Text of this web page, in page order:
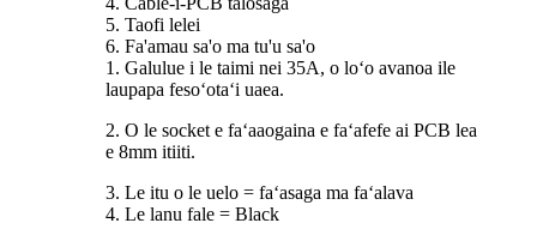
5. Taofi lelei
6. Fa'amau sa'o ma tu'u sa'o
1. Galulue i le taimi nei 35A, o loʻo avanoa ile
laupapa fesoʻotaʻi uaea.
2. O le socket e faʻaaogaina e faʻafefe ai PCB lea
e 8mm itiiti.
3. Le itu o le uelo = faʻasaga ma faʻalava
4. Le lanu fale = Black